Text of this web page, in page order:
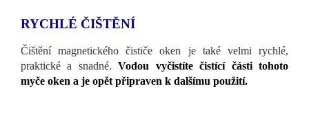
RYCHLÉ ČIŠTĚNÍ
Čištění magnetického čističe oken je také velmi rychlé,
praktické a snadné.Vodou vyčistíte čistící části tohoto
myče oken a je opět připraven k dalšímu použití.